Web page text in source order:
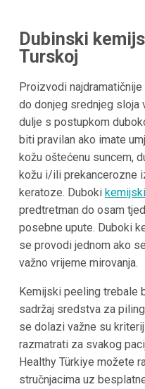
Dubinski
Turskoj
Proizvodi
do donjeg srednjeg sloja
dulje s postupkom
biti pravilan ako imate
kožu oštećenu suncem,
kožu i/ili prekancerozne
keratoze. Duboki
predtretman do osam
posebne upute. Duboki
se provodi jednom ako
važno vrijeme mirovanja.
Kemijski peeling trebale
sadržaj sredstva za
se dolazi važne su
razmatrati za svakog
Healthy Türkiye možete
stručnjacima uz